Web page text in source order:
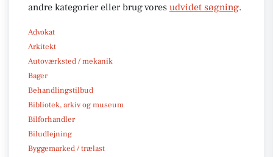
andre kategorier eller brug vores udvidet søgning.
Advokat
Arkitekt
Autoværksted / mekanik
Bager
Behandlingstilbud
Bibliotek, arkiv og museum
Bilforhandler
Biludlejning
Byggemarked / trælast